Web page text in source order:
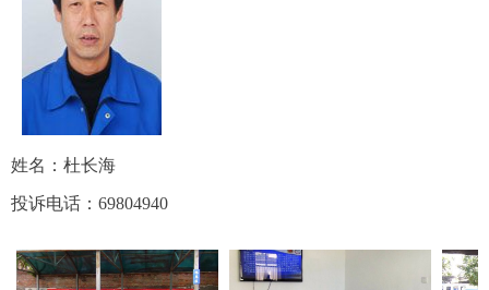
姓名：杜长海
投诉电话：69804940